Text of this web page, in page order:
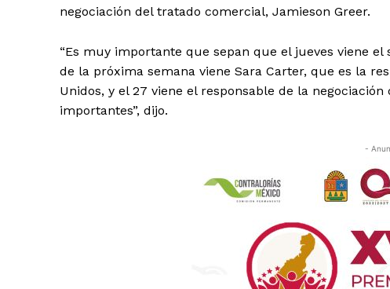
negociación del tratado comercial, Jamieson Greer.
“Es muy importante que sepan que el jueves viene
de la próxima semana viene Sara Carter, que es la
Unidos, y el 27 viene el responsable de la
importantes”, dijo.
-